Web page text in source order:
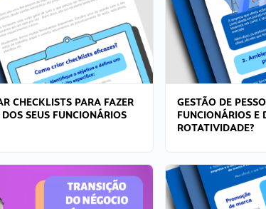
CHECKLISTS PARA FAZER
SEUS FUNCIONÁRIOS
GESTÃO DE
FUNCIONÁRIOS E
ROTATIVIDADE?